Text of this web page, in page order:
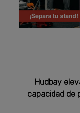
Hudbay
capacidad de